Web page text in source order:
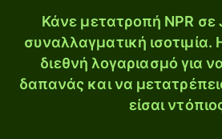
Κάνε μετατροπή NPR σε
συναλλαγματική ισοτιμία.
διεθνή λογαριασμό για
δαπανάς και να
είσαι